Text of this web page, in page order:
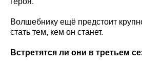
Волшебнику ещё предстоит
стать тем, кем он станет.
Встретятся ли они в третьем